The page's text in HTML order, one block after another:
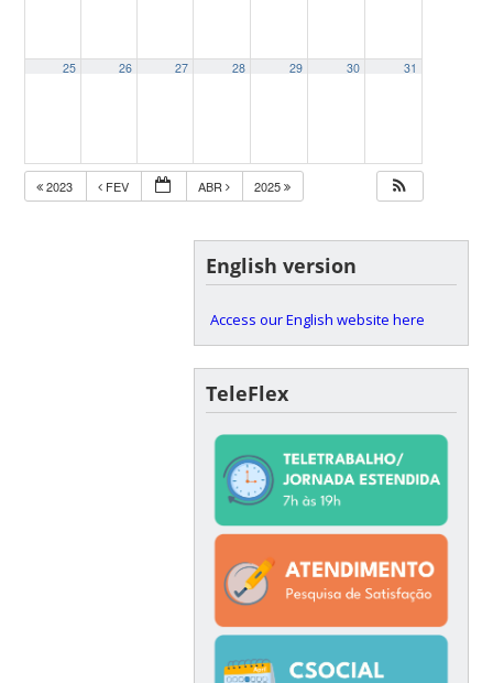
25 26 27 28 29 30 31
2023 FEV ABR 2025
English version
Access our English website here
TeleFlex